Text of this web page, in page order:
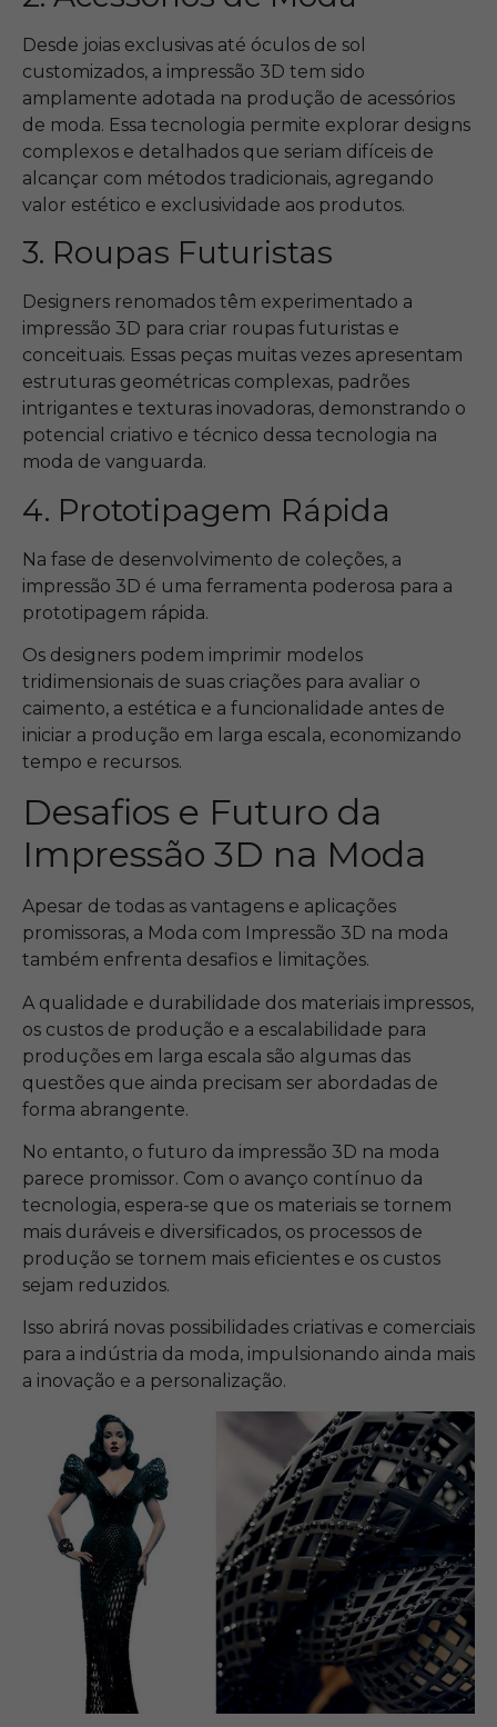
Desde joias exclusivas até óculos de sol
customizados, a impressão 3D tem sido
amplamente adotada na produção de acessórios
de moda. Essa tecnologia permite explorar designs
complexos e detalhados que seriam difíceis de
alcançar com métodos tradicionais, agregando
valor estético e exclusividade aos produtos.
3. Roupas Futuristas
Designers renomados têm experimentado a
impressão 3D para criar roupas futuristas e
conceituais. Essas peças muitas vezes apresentam
estruturas geométricas complexas, padrões
intrigantes e texturas inovadoras, demonstrando o
potencial criativo e técnico dessa tecnologia na
moda de vanguarda.
4. Prototipagem Rápida
Na fase de desenvolvimento de coleções, a
impressão 3D é uma ferramenta poderosa para a
prototipagem rápida.
Os designers podem imprimir modelos
tridimensionais de suas criações para avaliar o
caimento, a estética e a funcionalidade antes de
iniciar a produção em larga escala, economizando
tempo e recursos.
Desafios e Futuro da
Impressão 3D na Moda
Apesar de todas as vantagens e aplicações
promissoras, a Moda com Impressão 3D na moda
também enfrenta desafios e limitações.
A qualidade e durabilidade dos materiais impressos,
os custos de produção e a escalabilidade para
produções em larga escala são algumas das
questões que ainda precisam ser abordadas de
forma abrangente.
No entanto, o futuro da impressão 3D na moda
parece promissor. Com o avanço contínuo da
tecnologia, espera-se que os materiais se tornem
mais duráveis e diversificados, os processos de
produção se tornem mais eficientes e os custos
sejam reduzidos.
Isso abrirá novas possibilidades criativas e comerciais
para a indústria da moda, impulsionando ainda mais
a inovação e a personalização.